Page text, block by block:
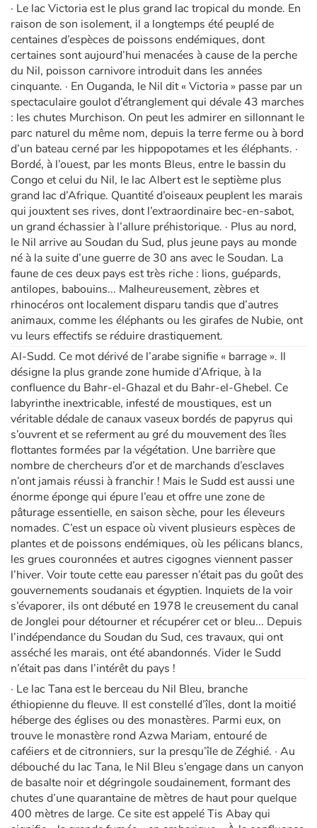
· Le lac Victoria est le plus grand lac tropical du monde. En
raison de son isolement, il a longtemps été peuplé de
centaines d’espèces de poissons endémiques, dont
certaines sont aujourd’hui menacées à cause de la perche
du Nil, poisson carnivore introduit dans les années
cinquante. · En Ouganda, le Nil dit « Victoria » passe par un
spectaculaire goulot d’étranglement qui dévale 43 marches
: les chutes Murchison. On peut les admirer en sillonnant le
parc naturel du même nom, depuis la terre ferme ou à bord
d’un bateau cerné par les hippopotames et les éléphants. ·
Bordé, à l’ouest, par les monts Bleus, entre le bassin du
Congo et celui du Nil, le lac Albert est le septième plus
grand lac d’Afrique. Quantité d’oiseaux peuplent les marais
qui jouxtent ses rives, dont l’extraordinaire bec-en-sabot,
un grand échassier à l’allure préhistorique. · Plus au nord,
le Nil arrive au Soudan du Sud, plus jeune pays au monde
né à la suite d’une guerre de 30 ans avec le Soudan. La
faune de ces deux pays est très riche : lions, guépards,
antilopes, babouins... Malheureusement, zèbres et
rhinocéros ont localement disparu tandis que d’autres
animaux, comme les éléphants ou les girafes de Nubie, ont
vu leurs effectifs se réduire drastiquement.
Al-Sudd. Ce mot dérivé de l’arabe signifie « barrage ». Il
désigne la plus grande zone humide d’Afrique, à la
confluence du Bahr-el-Ghazal et du Bahr-el-Ghebel. Ce
labyrinthe inextricable, infesté de moustiques, est un
véritable dédale de canaux vaseux bordés de papyrus qui
s’ouvrent et se referment au gré du mouvement des îles
flottantes formées par la végétation. Une barrière que
nombre de chercheurs d’or et de marchands d’esclaves
n’ont jamais réussi à franchir ! Mais le Sudd est aussi une
énorme éponge qui épure l’eau et offre une zone de
pâturage essentielle, en saison sèche, pour les éleveurs
nomades. C’est un espace où vivent plusieurs espèces de
plantes et de poissons endémiques, où les pélicans blancs,
les grues couronnées et autres cigognes viennent passer
l’hiver. Voir toute cette eau paresser n’était pas du goût des
gouvernements soudanais et égyptien. Inquiets de la voir
s’évaporer, ils ont débuté en 1978 le creusement du canal
de Jonglei pour détourner et récupérer cet or bleu... Depuis
l’indépendance du Soudan du Sud, ces travaux, qui ont
asséché les marais, ont été abandonnés. Vider le Sudd
n’était pas dans l’intérêt du pays !
· Le lac Tana est le berceau du Nil Bleu, branche
éthiopienne du fleuve. Il est constellé d’îles, dont la moitié
héberge des églises ou des monastères. Parmi eux, on
trouve le monastère rond Azwa Mariam, entouré de
caféiers et de citronniers, sur la presqu’île de Zéghié. · Au
débouché du lac Tana, le Nil Bleu s’engage dans un canyon
de basalte noir et dégringole soudainement, formant des
chutes d’une quarantaine de mètres de haut pour quelque
400 mètres de large. Ce site est appelé Tis Abay qui